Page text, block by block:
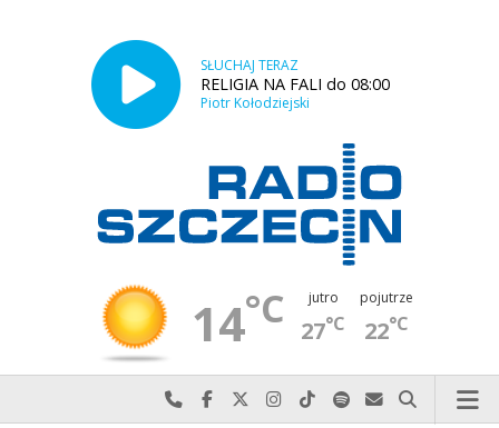
SŁUCHAJ TERAZ
RELIGIA NA FALI do 08:00
Piotr Kołodziejski
14°C jutro
27°C
pojutrze
22°C
Najlepiej po prostu do nas zadzwoń
Odwiedź nas na Facebook-u
Odwiedź nas na X
Odwiedź nas na Instagram-ie
Odwiedź nas na TikTok-u
Szukaj nas na Spotify
Wyślij do nas
Szukaj